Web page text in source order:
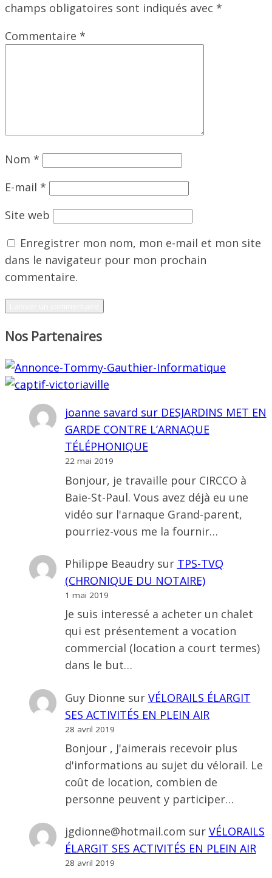
champs obligatoires sont indiqués avec *
Commentaire *
Nom *
E-mail *
Site web
Enregistrer mon nom, mon e-mail et mon site
dans le navigateur pour mon prochain
commentaire.
Nos Partenaires
joanne savard sur DESJARDINS MET EN
GARDE CONTRE L’ARNAQUE
TÉLÉPHONIQUE
22 mai 2019
Bonjour, je travaille pour CIRCCO à
Baie-St-Paul. Vous avez déjà eu une
vidéo sur l'arnaque Grand-parent,
pourriez-vous me la fournir…
Philippe Beaudrysur TPS-TVQ
(CHRONIQUE DU NOTAIRE)
1 mai 2019
Je suis interessé a acheter un chalet
qui est présentement a vocation
commercial (location a court termes)
dans le but…
Guy Dionne sur VÉLORAILS ÉLARGIT
SES ACTIVITÉS EN PLEIN AIR
28 avril 2019
Bonjour , J'aimerais recevoir plus
d'informations au sujet du vélorail. Le
coût de location, combien de
personne peuvent y participer…
jgdionne@hotmail.com sur VÉLORAILS
ÉLARGIT SES ACTIVITÉS EN PLEIN AIR
28 avril 2019